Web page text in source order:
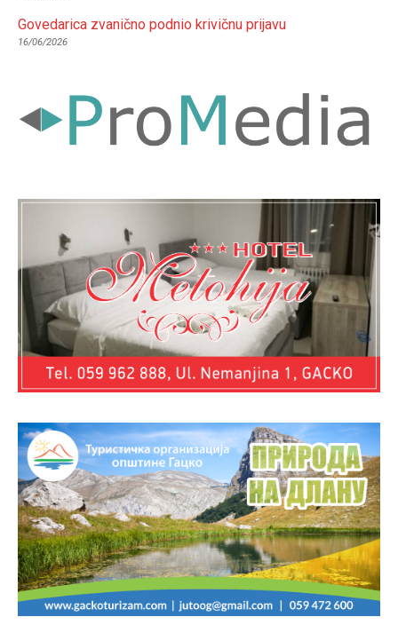
Govedarica zvanično podnio krivičnu prijavu
16/06/2026